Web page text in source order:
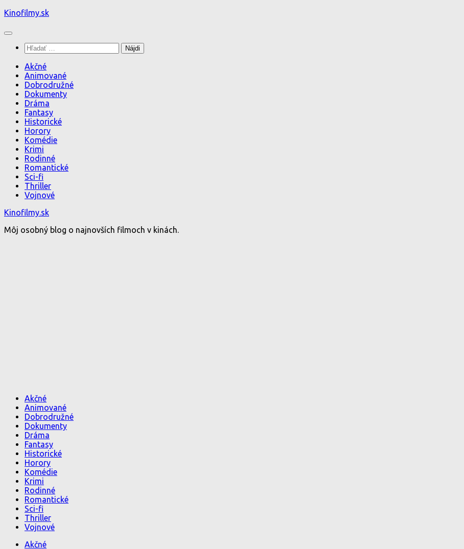
Preskočiť
obsah
Kinofilmy.sk
Hľadať:
Akčné
Animované
Dobrodružné
Dokumenty
Dráma
Fantasy
Historické
Horory
Komédie
Krimi
Rodinné
Romantické
Sci-fi
Thriller
Vojnové
Kinofilmy.sk
Môj osobný blog o najnovších filmoch v kinách.
Akčné
Animované
Dobrodružné
Dokumenty
Dráma
Fantasy
Historické
Horory
Komédie
Krimi
Rodinné
Romantické
Sci-fi
Thriller
Vojnové
Akčné